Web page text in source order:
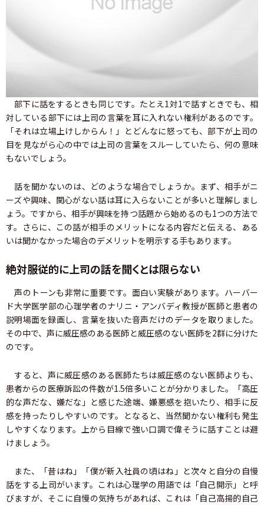
部下に話をするときも同じです。たとえ1対1で話すときでも、相
対している部下には上司の言葉を耳に入れない権利があるのです。
「それは立場上けしからん！」とどんなに怒っても、部下が上司の
目を見ながら心の中では上司の言葉をスルーしていたら、何の意味
もないでしょう。
話を聞かないのは、どのような場合でしょうか。まず、相手がニ
ーズや興味、関心がない話は耳に入らないことが多いと理解しまし
ょう。ですから、相手が興味を持つ話題から始めるのも1つの方法で
す。さらに、この話が相手のメリットになる内容だと伝える、ある
いは聞かなかった場合のデメリットを明示する手もあります。
絶対服従的に上司の話を聞くとは限らない
声のトーンも非常に重要です。面白い実験があります。ハーバー
ド大学医学部の心理学者のナリニ・アンバディ教授が医師と患者の
説明場面を録画し、言葉を抜いた音声だけのデータを取りました。
その中で、声に威圧感のある医師と威圧感のない医師を2群に分けた
のです。
すると、声に威圧感のある医師たちは威圧感のない医師よりも、
患者からの医療訴訟の件数が1.5倍多いことが分かりました。「高圧
的な声だな、嫌だな」と感じた途端、嫌悪感を抱いたり、相手に反
感を持ったりしやすいのです。となると、当然聞かない権利も発生
しやすくなります。上から目線で強い口調で偉そうに話すことは避
けましょう。
また、「昔はね」「僕が新入社員の頃はね」と次々と自分の自慢
話をする上司がいます。これは心理学の用語では「自己開示」と呼
びますが、そこに自慢の気持ちがあれば、これは「自己高揚的自己